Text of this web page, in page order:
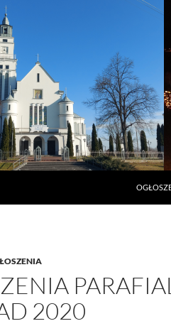
2020